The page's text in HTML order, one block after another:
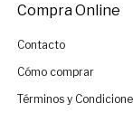
Compra Online
Contacto
Cómo comprar
Términos y